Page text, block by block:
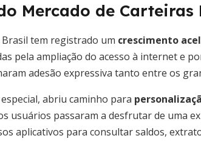
Mercado de
tem registrado um crescimento
pela ampliação do acesso à internet e
adesão expressiva tanto entre os
abriu caminho para
usuários passaram a desfrutar de uma
aplicativos para consultar saldos,